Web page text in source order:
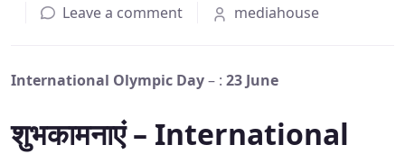
Leave a comment
mediahouse
International Olympic Day– : 23 June
शुभकामनाएं – International